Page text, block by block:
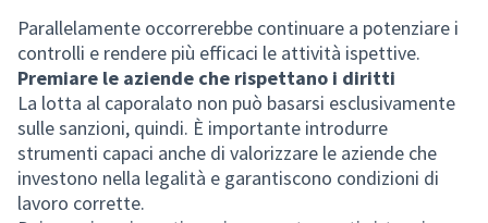
Parallelamente occorrerebbe continuare a potenziare i
controlli e rendere più efficaci le attività ispettive.
Premiare le aziende che rispettano i diritti
La lotta al caporalato non può basarsi esclusivamente
sulle sanzioni, quindi. È importante introdurre
strumenti capaci anche di valorizzare le aziende che
investono nella legalità e garantiscono condizioni di
lavoro corrette.